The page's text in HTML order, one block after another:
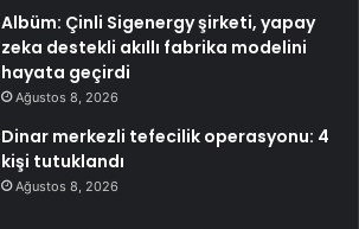
Albüm: Çinli Sigenergy şirketi, yapay
zeka destekli akıllı fabrika modelini
hayata geçirdi
Ağustos 8, 2026
Dinar merkezli tefecilik operasyonu: 4
kişi tutuklandı
Ağustos 8, 2026